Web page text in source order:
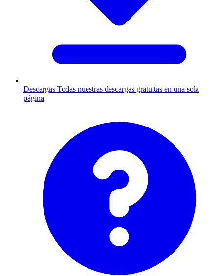
Descargas Todas nuestras descargas gratuitas en una sola
página